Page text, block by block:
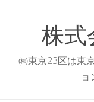
株式
㈱東京23区は東